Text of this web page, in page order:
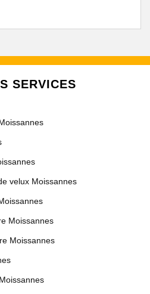
SERVICES
velux Moissannes
Moissannes
Moissannes